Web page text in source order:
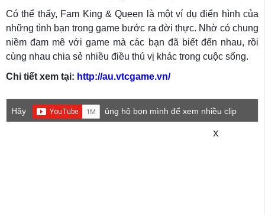
Có thể thấy, Fam King & Queen là một ví dụ điển hình của
những tình bạn trong game bước ra đời thực. Nhờ có chung
niềm đam mê với game mà các bạn đã biết đến nhau, rồi
cùng nhau chia sẻ nhiều điều thú vị khác trong cuộc sống.
Chi tiết xem tại: http://au.vtcgame.vn/
Hãy
ủng hộ bọn mình để xem nhiều clip
X